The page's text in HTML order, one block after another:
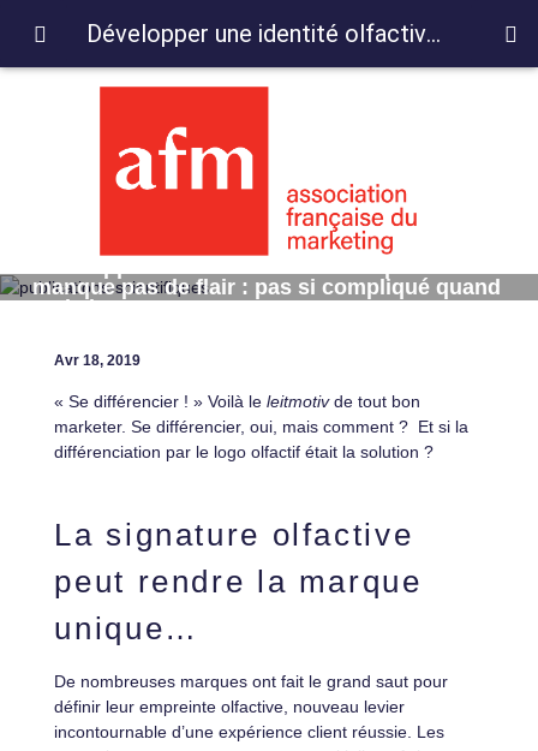
manque pas de flair : pas si compliqué quand
on la bonne recette!
Avr 18, 2019
« Se différencier ! » Voilà leleitmotivde tout bon
marketer. Se différencier, oui, mais comment ? Et si la
différenciation par le logo olfactif était la solution ?
La signature olfactive
peut rendre la marque
unique…
De nombreuses marques ont fait le grand saut pour
définir leur empreinte olfactive, nouveau levier
incontournable d’une expérience client réussie. Les
Développer une identité olfactive qui ne manque pas de flair : pas si compliqué quand on la bonne recette!